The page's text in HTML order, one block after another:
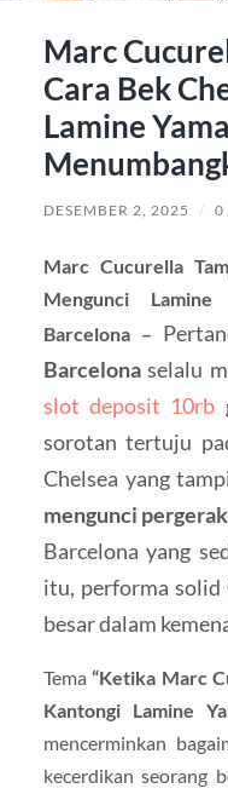
Marc
Cara Bek
Lamine
DESEMBER 2, 2025 / 0
Marc Cucurella
Mengunci Lamine
Barcelona –
Barcelonaselalu
slot deposit 10rb
sorotan tertuju
Chelsea yang
mengunci
Barcelona yang
itu, performa solid
besar dalam
Tema“Ketika Marc
Kantongi Lamine
mencerminkan
kecerdikan seorang